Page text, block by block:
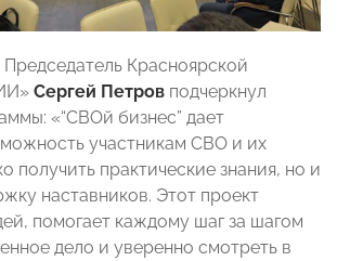
Красноярской
Сергей Петров подчеркнул
«“СВОй бизнес” дает
участникам СВО и их
получить практические знания, но и
наставников. Этот проект
помогает каждому шаг за шагом
дело и уверенно смотреть в